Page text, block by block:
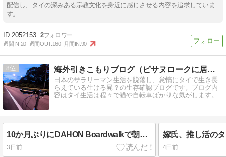
配信し、タイの深みある宗教文化を身近に感じさせる内容を追求していま
す。
2052153 2
週間IN:20 週間OUT:160 月間IN:90
8 海外引きこもりブログ（ピサヌロークに居座る）
日本のサラリーマン生活を脱落し、怠惰にタイで生き長
らえている生ける屍？の生存確認ブログです。ブログ内
容はタイ生活は程々で猫や自転車ばかりな気がします。
10か月ぶりにDAHON Boardwalkで朝チャリ。パンクと変速不良の修理
3日前 4日前